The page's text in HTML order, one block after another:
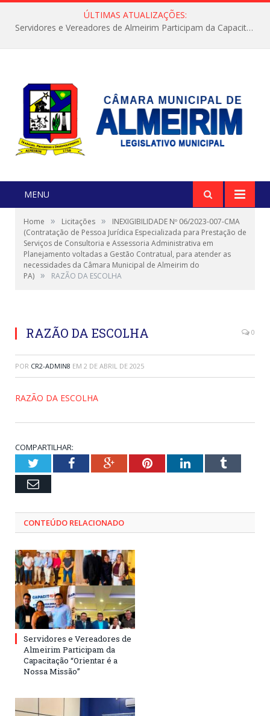
ÚLTIMAS ATUALIZAÇÕES:
Servidores e Vereadores de Almeirim Participam da Capacitação “Orientar é a Nossa Missão”
MENU
Home » Licitações »
INEXIGIBILIDADE Nº 06/2023-007-CMA
(Contratação de Pessoa Jurídica Especializada para Prestação de
Serviços de Consultoria e Assessoria Administrativa em
Planejamento voltadas a Gestão Contratual, para atender as
necessidades da Câmara Municipal de Almeirim do
PA) » RAZÃO DA ESCOLHA
RAZÃO DA ESCOLHA 0
POR CR2-ADMIN8 EM 2 DE ABRIL DE 2025
RAZÃO DA ESCOLHA
COMPARTILHAR:
TwitterFacebookGoogle+PinterestLinkedInTumblr
Email
CONTEÚDO RELACIONADO
Servidores e Vereadores de
Almeirim Participam da
Capacitação “Orientar é a
Nossa Missão”